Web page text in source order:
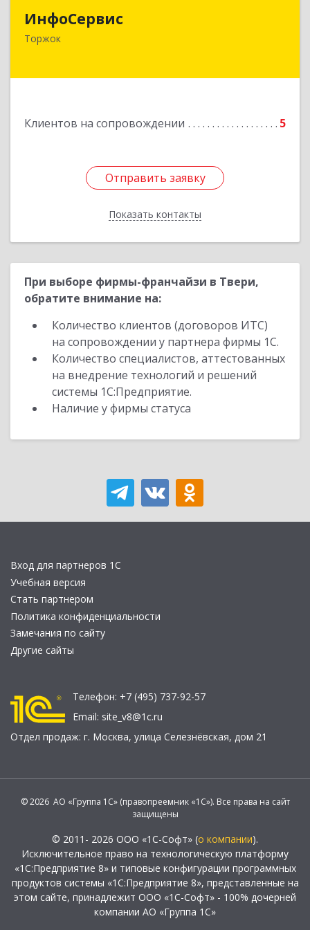
ИнфоСервис
Торжок
Клиентов на сопровождении 5
Отправить заявку
Показать контакты
172002, Тверская обл, Торжок г, Радищева ул,
Подробнее
Отправить заявку
Назад
При выборе фирмы-франчайзи в Твери,
обратите внимание на:
Количество клиентов (договоров ИТС)
на сопровождении у партнера фирмы 1С.
Количество специалистов, аттестованных
на внедрение технологий и решений
системы 1С:Предприятие.
Наличие у фирмы статуса
Вход для партнеров 1С
Учебная версия
Стать партнером
Политика конфиденциальности
Замечания по сайту
Другие сайты
Телефон: +7 (495) 737-92-57
Email: site_v8@1c.ru
Отдел продаж: г. Москва, улица Селезнёвская, дом 21
© 2026 АО «Группа 1С» (правопреемник «1С»). Все права на сайт
защищены
© 2011- 2026 ООО «1С-Софт» (о компании).
Исключительное право на технологическую платформу
«1С:Предприятие 8» и типовые конфигурации программных
продуктов системы «1С:Предприятие 8», представленные на
этом сайте, принадлежит ООО «1С-Софт» - 100% дочерней
компании АО «Группа 1С»